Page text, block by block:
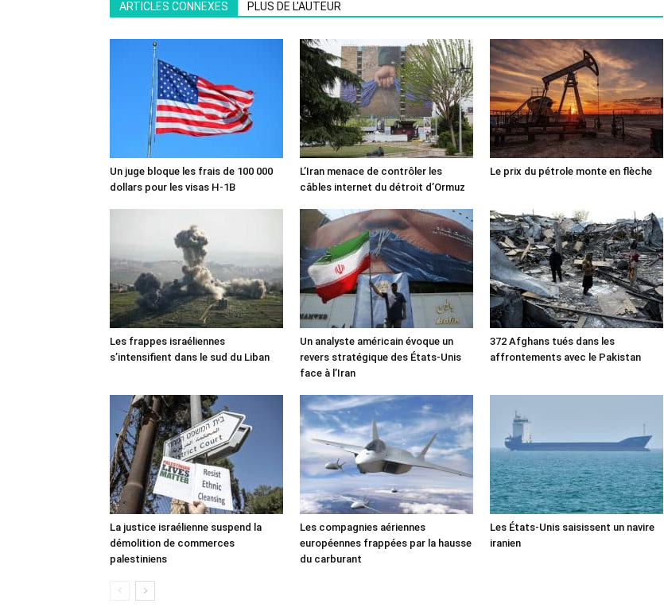
ARTICLES CONNEXES PLUS DE L'AUTEUR
Un juge bloque les frais de 100 000
dollars pour les visas H-1B
L’Iran menace de contrôler les
câbles internet du détroit d’Ormuz
Le prix du pétrole monte en flèche
Les frappes israéliennes
s’intensifient dans le sud du Liban
Un analyste américain évoque un
revers stratégique des États-Unis
face à l’Iran
372 Afghans tués dans les
affrontements avec le Pakistan
La justice israélienne suspend la
démolition de commerces
palestiniens
Les compagnies aériennes
européennes frappées par la hausse
du carburant
Les États-Unis saisissent un navire
iranien